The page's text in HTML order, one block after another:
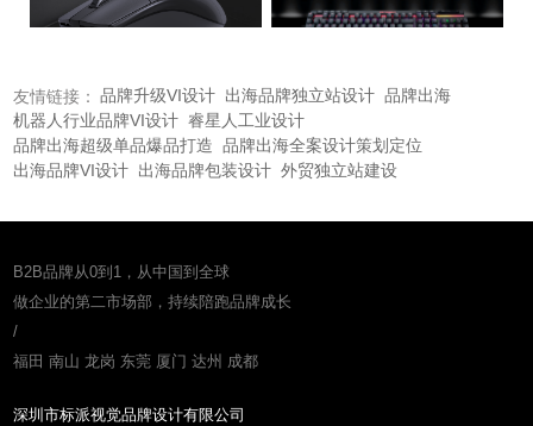
计|键盘天猫产品专业摄影|键
友情链接： 品牌升级VI设计 出海品牌独立站设计 品牌出海
机器人行业品牌VI设计 睿星人工业设计
品牌出海超级单品爆品打造 品牌出海全案设计策划定位
出海品牌VI设计 出海品牌包装设计 外贸独立站建设
B2B品牌从0到1，从中国到全球
做企业的第二市场部，持续陪跑品牌成长
/
福田 南山 龙岗 东莞 厦门 达州 成都
深圳市标派视觉品牌设计有限公司